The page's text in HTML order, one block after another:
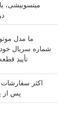
میتسوبیشی،
شماره سریال خود
تأیید
پس از